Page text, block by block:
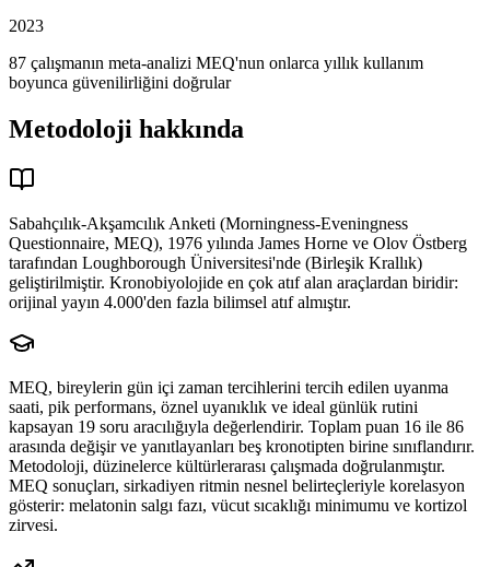
2023
87 çalışmanın meta-analizi MEQ'nun onlarca yıllık kullanım
boyunca güvenilirliğini doğrular
Metodoloji hakkında
Sabahçılık-Akşamcılık Anketi (Morningness-Eveningness
Questionnaire, MEQ), 1976 yılında James Horne ve Olov Östberg
tarafından Loughborough Üniversitesi'nde (Birleşik Krallık)
geliştirilmiştir. Kronobiyolojide en çok atıf alan araçlardan biridir:
orijinal yayın 4.000'den fazla bilimsel atıf almıştır.
MEQ, bireylerin gün içi zaman tercihlerini tercih edilen uyanma
saati, pik performans, öznel uyanıklık ve ideal günlük rutini
kapsayan 19 soru aracılığıyla değerlendirir. Toplam puan 16 ile 86
arasında değişir ve yanıtlayanları beş kronotipten birine sınıflandırır.
Metodoloji, düzinelerce kültürlerarası çalışmada doğrulanmıştır.
MEQ sonuçları, sirkadiyen ritmin nesnel belirteçleriyle korelasyon
gösterir: melatonin salgı fazı, vücut sıcaklığı minimumu ve kortizol
zirvesi.